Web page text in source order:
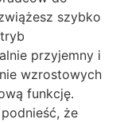
szybko
przyjemny i
wzrostowych
funkcję.
że